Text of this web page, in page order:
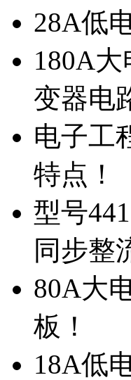
28A低
180A
变器电
电子工
特点！
型号
同步整
80A大
板！
18A低